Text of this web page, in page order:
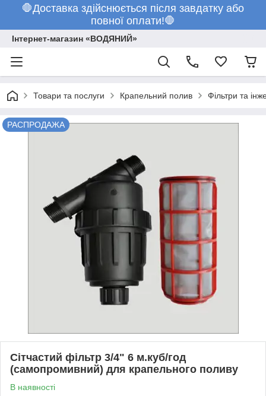
🛑Доставка здійснюється після завдатку або
повної оплати!🛑
Інтернет-магазин «ВОДЯНИЙ»
Товари та послуги Крапельний полив Фільтри та
РАСПРОДАЖА
Сітчастий фільтр 3/4" 6 м.куб/год
(самопромивний) для крапельного поливу
В наявності